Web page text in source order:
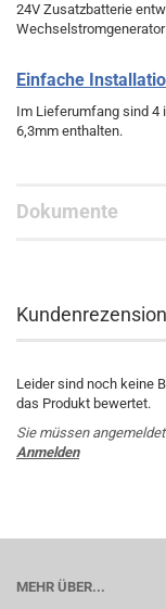
24V Zusatzbatterie
Einfache
Im Lieferumfang sind 4
6,3mm enthalten.
Dokumente
Leider sind noch keine
das Produkt bewertet.
Sie müssen
Anmelden
MEHR ÜBER...